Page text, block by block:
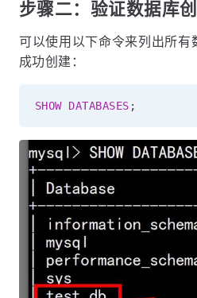
步骤二：验证数据库
可以使用以下命令来列出所
成功创建：
SHOW DATABASES ;